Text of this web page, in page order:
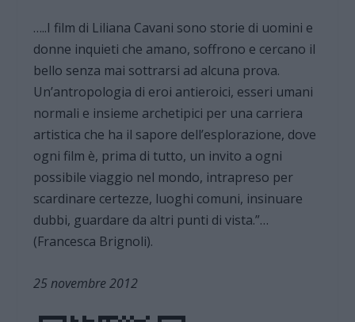
…..I film di Liliana Cavani sono storie di uomini e
donne inquieti che amano, soffrono e cercano il
bello senza mai sottrarsi ad alcuna prova.
Un’antropologia di eroi antieroici, esseri umani
normali e insieme archetipici per una carriera
artistica che ha il sapore dell’esplorazione, dove
ogni film è, prima di tutto, un invito a ogni
possibile viaggio nel mondo, intrapreso per
scardinare certezze, luoghi comuni, insinuare
dubbi, guardare da altri punti di vista.”…
(Francesca Brignoli).
25 novembre 2012